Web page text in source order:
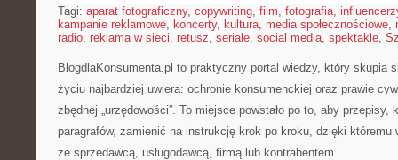
Tagi: aparat fotograficzny, copywriting, film, fotografia,
kampanie reklamowe, koncerty, kultura, media społecznościowe,
radio, reklama w sieci, retusz, seriale, social media, spektakle,
BlogdlaKonsumenta.pl to praktyczny portal wiedzy, który skupia
życiu najbardziej uwiera: ochronie konsumenckiej oraz prawie
zbędnej „urzędowości”. To miejsce powstało po to, aby
paragrafów, zamienić na instrukcję krok po kroku, dzięki któremu
ze sprzedawcą, usługodawcą, firmą lub kontrahentem.